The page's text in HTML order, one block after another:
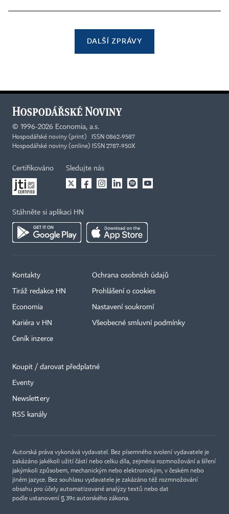
DALŠÍ ZPRÁVY
© 1996-2026 Economia, a.s.
Hospodářské noviny (print) ISSN 0862-9587
Hospodářské noviny (online) ISSN 2787-950X
Certifikováno Sledujte nás
Stáhněte si aplikaci HN
Kontakty
Tiráž redakce HN
Economia
Kariéra v HN
Ceník inzerce
Ochrana osobních údajů
Prohlášení o cookies
Nastavení soukromí
Všeobecné smluvní podmínky
Koupit / darovat předplatné
Eventy
Newslettery
RSS kanály
Autorská práva vykonává vydavatel. Bez písemného svolení vydavatele je
zakázáno jakékoli užití částí nebo celku díla, zejména rozmnožování a šíření
jakýmkoli způsobem, mechanickým nebo elektronickým, v českém nebo
jiném jazyce. Bez souhlasu vydavatele je zakázáno též rozmnožování
obsahu pro účely automatizované analýzy textů nebo dat
podle ustanovení § 39c autorského zákona.